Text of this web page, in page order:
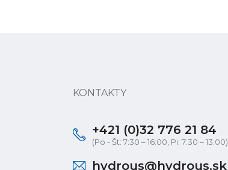
KONTAKTY
+421 (0)32 776 21 84
(Po - Št: 7:30 – 16:00, Pi: 7:30 – 13:00)
hydrous@hydrous.sk